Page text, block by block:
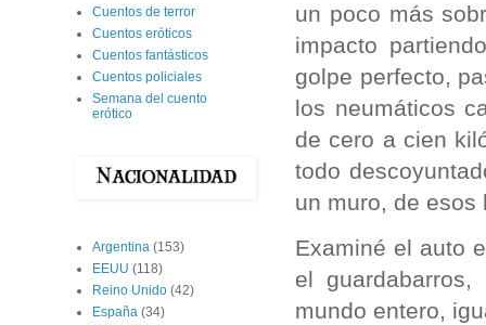
un poco más
impacto
golpe perfecto,
los neumáticos
de cero a cien
todo
un muro, de esos
Examiné el auto
el
mundo entero,
Cuentos de terror
Cuentos eróticos
Cuentos fantásticos
Cuentos policiales
Semana del cuento
erótico
Argentina (153)
EEUU (118)
Reino Unido (42)
España (34)